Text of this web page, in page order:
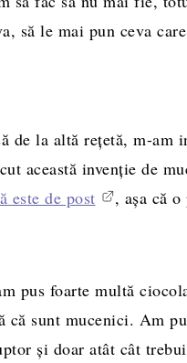
să le mai pun ceva
de la altă rețetă, m-am
această invenție de
este de post
, așa că
pus foarte multă
că sunt mucenici. Am
și doar atât cât